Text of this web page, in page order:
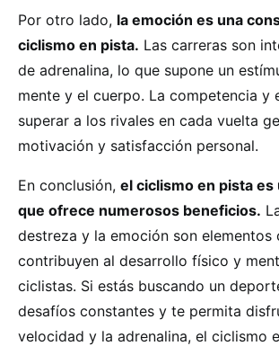
Por otro lado, la emoción es una
ciclismo en pista. Las carreras son
de adrenalina, lo que supone un
mente y el cuerpo. La competencia y
superar a los rivales en cada vuelta
motivación y satisfacción personal.
En conclusión, el ciclismo en pista es
que ofrece numerosos beneficios.
destreza y la emoción son elementos
contribuyen al desarrollo físico y
ciclistas. Si estás buscando un
desafíos constantes y te permita
velocidad y la adrenalina, el ciclismo